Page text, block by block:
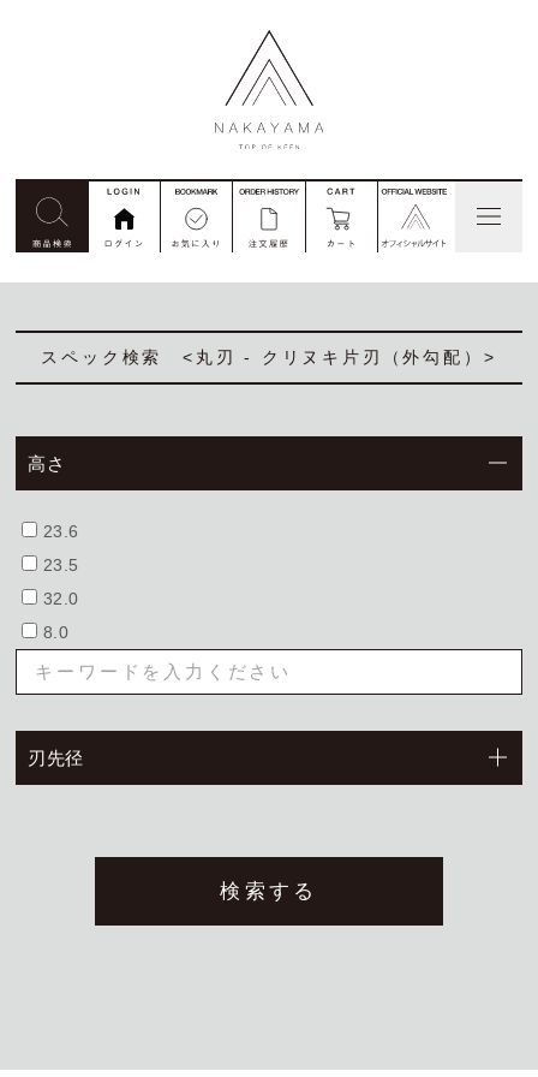
私たちについて
お問い合わせ
会社概要
見積依頼
コード番号注文
別注
トムソン刃（切刃）
スペック検索 <丸刃 - クリヌキ片刃（外勾配）>
高さ
23.6
23.5
32.0
8.0
刃先径